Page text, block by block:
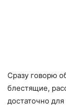
Сразу говорю
блестящие,
достаточно